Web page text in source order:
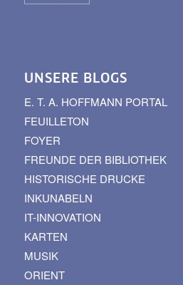
UNSERE BLOGS
E. T. A. HOFFMANN PORTAL
FEUILLETON
FOYER
FREUNDE DER BIBLIOTHEK
HISTORISCHE DRUCKE
INKUNABELN
IT-INNOVATION
KARTEN
MUSIK
ORIENT